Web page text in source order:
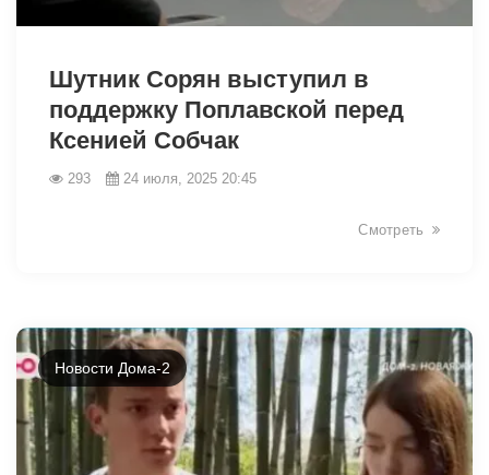
Шутник Сорян выступил в
поддержку Поплавской перед
Ксенией Собчак
293 24 июля, 2025 20:45
Смотреть
Новости Дома-2